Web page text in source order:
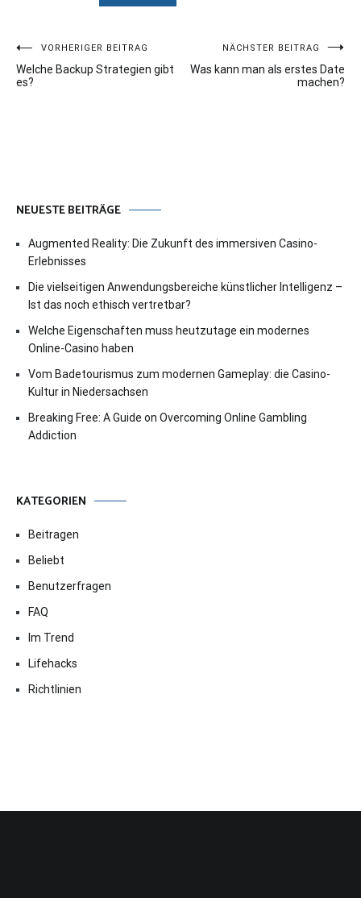
Beitragsnavigation
VORHERIGER BEITRAG
Welche Backup Strategien gibt
es?
NÄCHSTER BEITRAG
Was kann man als erstes Date
machen?
NEUESTE BEITRÄGE
Augmented Reality: Die Zukunft des immersiven Casino-
Erlebnisses
Die vielseitigen Anwendungsbereiche künstlicher Intelligenz –
Ist das noch ethisch vertretbar?
Welche Eigenschaften muss heutzutage ein modernes
Online-Casino haben
Vom Badetourismus zum modernen Gameplay: die Casino-
Kultur in Niedersachsen
Breaking Free: A Guide on Overcoming Online Gambling
Addiction
KATEGORIEN
Beitragen
Beliebt
Benutzerfragen
FAQ
Im Trend
Lifehacks
Richtlinien